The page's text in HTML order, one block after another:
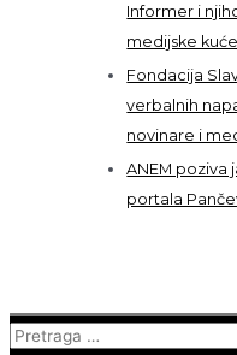
Informer i
medijske
Fondacija
verbalnih
novinare i
ANEM poziva
portala
Pretraga
za: